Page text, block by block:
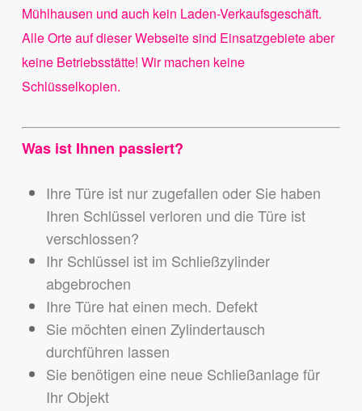
Mühlhausen und auch kein Laden-Verkaufsgeschäft.
Alle Orte auf dieser Webseite sind Einsatzgebiete aber
keine Betriebsstätte! Wir machen keine
Schlüsselkopien.
Was ist Ihnen passiert?
Ihre Türe ist nur zugefallen oder Sie haben
Ihren Schlüssel verloren und die Türe ist
verschlossen?
Ihr Schlüssel ist im Schließzylinder
abgebrochen
Ihre Türe hat einen mech. Defekt
Sie möchten einen Zylindertausch
durchführen lassen
Sie benötigen eine neue Schließanlage für
Ihr Objekt